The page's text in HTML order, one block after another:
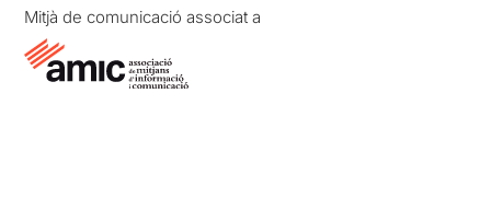
Mitjà de comunicació associat a